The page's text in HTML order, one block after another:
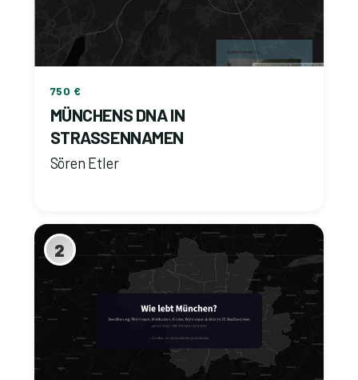
2
750 €
MÜNCHENS DNA IN
STRASSENNAMEN
Sören Etler